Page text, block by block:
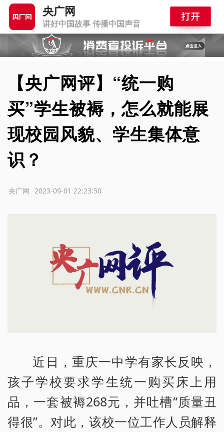
央广网
讲好中国故事 传播中国声音
【央广网评】“统一购
买”学生被褥，怎么就能展
现校园风貌、学生集体意
识？
2023-09-01 22:23:50
央广网
近日，重庆一中学有家长反映，
孩子学校要求学生统一购买床上用
品，一套被褥268元，并吐槽“质量丑
得很”。对此，该校一位工作人员解释